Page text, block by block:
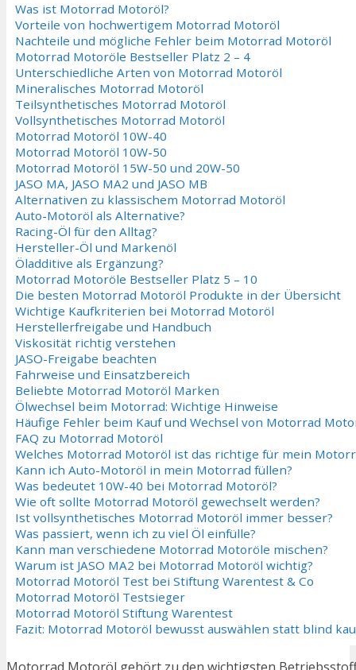
Was ist Motorrad Motoröl?
Vorteile von hochwertigem Motorrad Motoröl
Nachteile und mögliche Fehler beim Motorrad Motoröl
Motorrad Motoröle Bestseller Platz 2 – 4
Unterschiedliche Arten von Motorrad Motoröl
Mineralisches Motorrad Motoröl
Teilsynthetisches Motorrad Motoröl
Vollsynthetisches Motorrad Motoröl
Motorrad Motoröl 10W-40
Motorrad Motoröl 10W-50
Motorrad Motoröl 15W-50 und 20W-50
JASO MA, JASO MA2 und JASO MB
Alternativen zu klassischem Motorrad Motoröl
Auto-Motoröl als Alternative?
Racing-Öl für den Alltag?
Hersteller-Öl und Markenöl
Öladditive als Ergänzung?
Motorrad Motoröle Bestseller Platz 5 – 10
Die besten Motorrad Motoröl Produkte in der Übersicht
Wichtige Kaufkriterien bei Motorrad Motoröl
Herstellerfreigabe und Handbuch
Viskosität richtig verstehen
JASO-Freigabe beachten
Fahrweise und Einsatzbereich
Beliebte Motorrad Motoröl Marken
Ölwechsel beim Motorrad: Wichtige Hinweise
Häufige Fehler beim Kauf und Wechsel von Motorrad
FAQ zu Motorrad Motoröl
Welches Motorrad Motoröl ist das richtige für mein
Kann ich Auto-Motoröl in mein Motorrad füllen?
Was bedeutet 10W-40 bei Motorrad Motoröl?
Wie oft sollte Motorrad Motoröl gewechselt werden?
Ist vollsynthetisches Motorrad Motoröl immer besser?
Was passiert, wenn ich zu viel Öl einfülle?
Kann man verschiedene Motorrad Motoröle mischen?
Warum ist JASO MA2 bei Motorrad Motoröl wichtig?
Motorrad Motoröl Test bei Stiftung Warentest & Co
Motorrad Motoröl Testsieger
Motorrad Motoröl Stiftung Warentest
Fazit: Motorrad Motoröl bewusst auswählen statt blind